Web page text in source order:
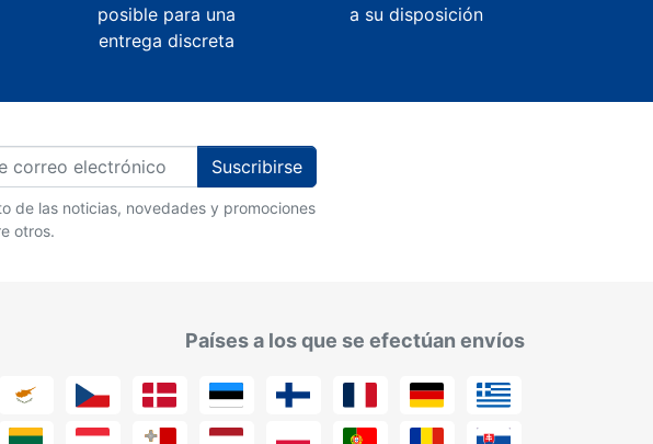
posible para una
entrega discreta
a su disposición
Suscribirse
de las noticias, novedades y promociones
otros.
Países a los que se efectúan envíos